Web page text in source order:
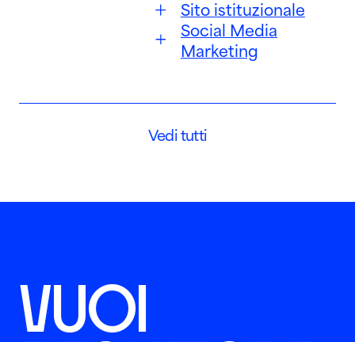
Vedi tutti
Sito istituzionale
Social Media
Marketing
VUOI